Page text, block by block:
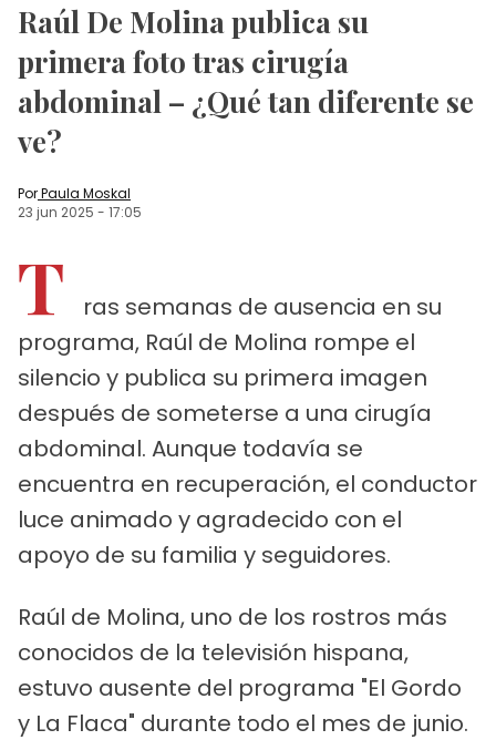
Raúl De Molina publica su
primera foto tras cirugía
abdominal – ¿Qué tan diferente se
ve?
PorPaula Moskal
23 jun 2025 - 17:05
T
ras semanas de ausencia en su
programa, Raúl de Molina rompe el
silencio y publica su primera imagen
después de someterse a una cirugía
abdominal. Aunque todavía se
encuentra en recuperación, el conductor
luce animado y agradecido con el
apoyo de su familia y seguidores.
Raúl de Molina, uno de los rostros más
conocidos de la televisión hispana,
estuvo ausente del programa "El Gordo
y La Flaca" durante todo el mes de junio.